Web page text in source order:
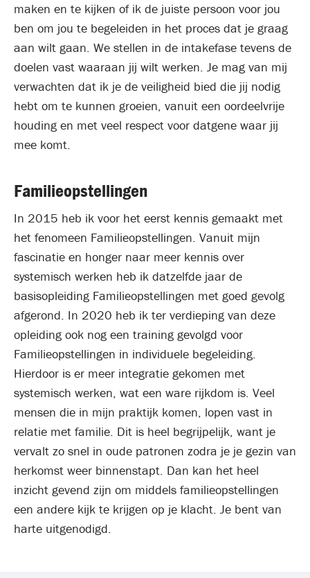
maken en te kijken of ik de juiste persoon voor jou
ben om jou te begeleiden in het proces dat je graag
aan wilt gaan. We stellen in de intakefase tevens de
doelen vast waaraan jij wilt werken. Je mag van mij
verwachten dat ik je de veiligheid bied die jij nodig
hebt om te kunnen groeien, vanuit een oordeelvrije
houding en met veel respect voor datgene waar jij
mee komt.
Familieopstellingen
In 2015 heb ik voor het eerst kennis gemaakt met
het fenomeen Familieopstellingen. Vanuit mijn
fascinatie en honger naar meer kennis over
systemisch werken heb ik datzelfde jaar de
basisopleiding Familieopstellingen met goed gevolg
afgerond. In 2020 heb ik ter verdieping van deze
opleiding ook nog een training gevolgd voor
Familieopstellingen in individuele begeleiding.
Hierdoor is er meer integratie gekomen met
systemisch werken, wat een ware rijkdom is. Veel
mensen die in mijn praktijk komen, lopen vast in
relatie met familie. Dit is heel begrijpelijk, want je
vervalt zo snel in oude patronen zodra je je gezin van
herkomst weer binnenstapt. Dan kan het heel
inzicht gevend zijn om middels familieopstellingen
een andere kijk te krijgen op je klacht. Je bent van
harte uitgenodigd.